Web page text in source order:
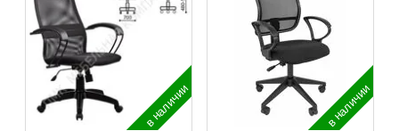
в наличии в наличии